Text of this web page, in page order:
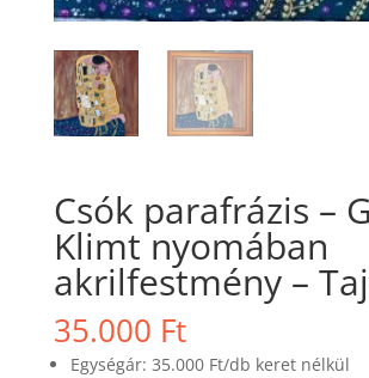
Csók parafrázis –
Klimt nyomában
akrilfestmény –
35.000 Ft
Egységár: 35.000 Ft/db keret nélkül